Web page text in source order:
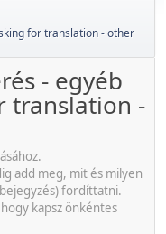
for translation - other
- egyéb
translation -
add meg, mit és milyen
fordíttatni.
kapsz önkéntes